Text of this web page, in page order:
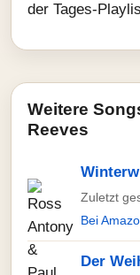
der Tages-
Weitere
Reeves
Zuletzt
Bei
Der